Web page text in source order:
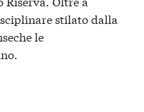
stilato dalla
le